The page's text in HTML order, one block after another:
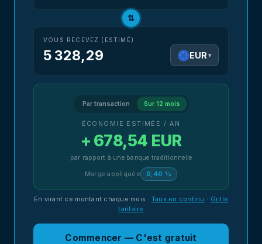
⇅
VOUS RECEVEZ (ESTIMÉ)
5 328,29 EUR ▾
Par transaction Sur 12 mois
ÉCONOMIE ESTIMÉE / AN
+ 678,54 EUR
par rapport à une banque traditionnelle
Marge appliquée 0,40 %
En virant ce montant chaque mois · Taux en continu · Grille
tarifaire
Commencer — C'est gratuit